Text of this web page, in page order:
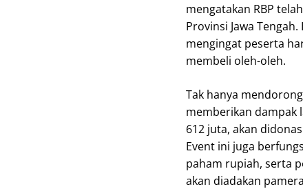
mengatakan RBP
Provinsi Jawa
mengingat peserta
membeli oleh-oleh.
Tak hanya
memberikan dampak
612 juta, akan
Event ini juga
paham rupiah, serta
akan diadakan